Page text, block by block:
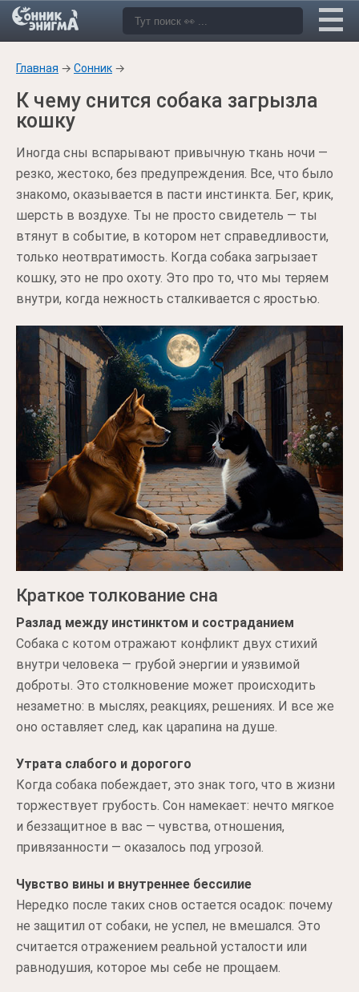
Главная → Сонник →
К чему снится собака загрызла
кошку
Иногда сны вспарывают привычную ткань ночи —
резко, жестоко, без предупреждения. Все, что было
знакомо, оказывается в пасти инстинкта. Бег, крик,
шерсть в воздухе. Ты не просто свидетель — ты
втянут в событие, в котором нет справедливости,
только неотвратимость. Когда собака загрызает
кошку, это не про охоту. Это про то, что мы теряем
внутри, когда нежность сталкивается с яростью.
Краткое толкование сна
Разлад между инстинктом и состраданием
Собака с котом отражают конфликт двух стихий
внутри человека — грубой энергии и уязвимой
доброты. Это столкновение может происходить
незаметно: в мыслях, реакциях, решениях. И все же
оно оставляет след, как царапина на душе.
Утрата слабого и дорогого
Когда собака побеждает, это знак того, что в жизни
торжествует грубость. Сон намекает: нечто мягкое
и беззащитное в вас — чувства, отношения,
привязанности — оказалось под угрозой.
Чувство вины и внутреннее бессилие
Нередко после таких снов остается осадок: почему
не защитил от собаки, не успел, не вмешался. Это
считается отражением реальной усталости или
равнодушия, которое мы себе не прощаем.